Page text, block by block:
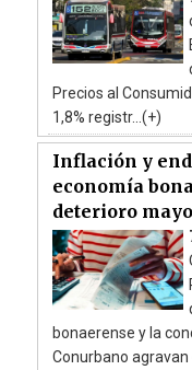
Precios al
1,8% registr...(+)
Inflación y
economía
deterioro
bonaerense y la
Conurbano agravan